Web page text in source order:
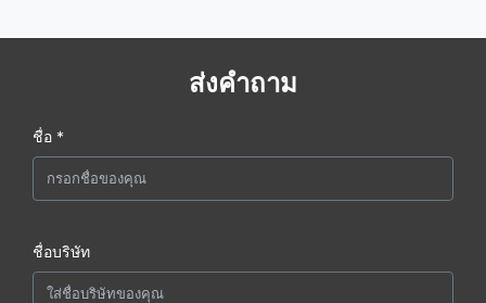
ส่งคำถาม
ชื่อ *
ชื่อบริษัท